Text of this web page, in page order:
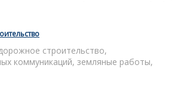
строительство,
коммуникаций, земляные работы,